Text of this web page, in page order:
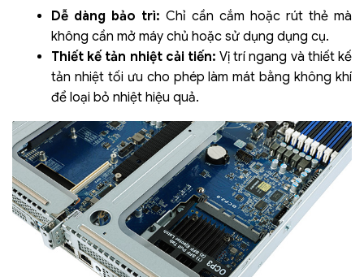
Dễ dàng bảo trì: Chỉ cần cắm hoặc rút thẻ mà
không cần mở máy chủ hoặc sử dụng dụng cụ.
Thiết kế tản nhiệt cải tiến: Vị trí ngang và thiết kế
tản nhiệt tối ưu cho phép làm mát bằng không khí
để loại bỏ nhiệt hiệu quả.